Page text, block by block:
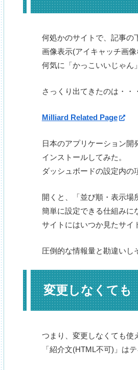
何処かのサイトで、記事の
画像表示(アイキャッチ画
何気に「かっこいいじゃん
さっくり出てきたのは・・・
Milliard Related Page
日本のアプリケーション開
インストールしてみた。
ダッシュボードの設定内の
開くと、「並び順・表示場
簡単に設定できる仕組みに
サイトにはいつか見たサイ
圧倒的な情報量と勘違いし
変更しなくても
つまり、変更しなくても使
「紹介文(HTML不可)」は